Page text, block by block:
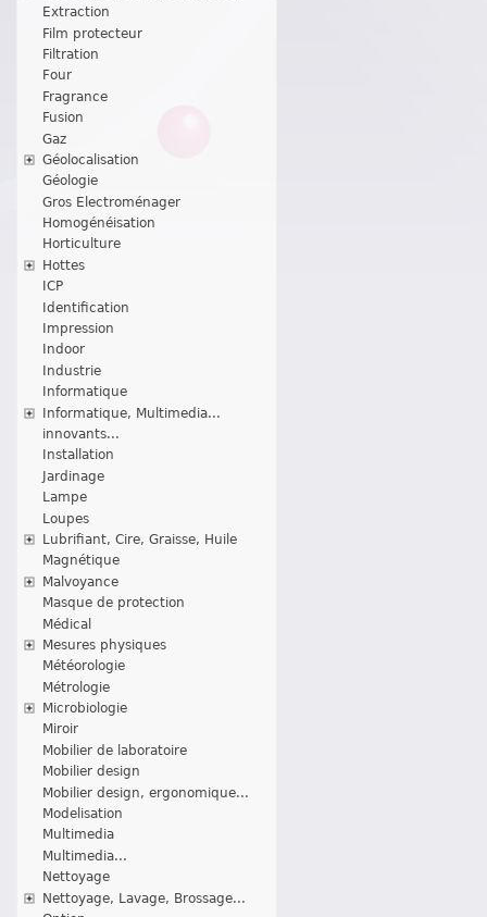
Extraction
Film protecteur
Filtration
Four
Fragrance
Fusion
Gaz
Géolocalisation
Géologie
Gros Electroménager
Homogénéisation
Horticulture
Hottes
ICP
Identification
Impression
Indoor
Industrie
Informatique
Informatique, Multimedia...
innovants...
Installation
Jardinage
Lampe
Loupes
Lubrifiant, Cire, Graisse, Huile
Magnétique
Malvoyance
Masque de protection
Médical
Mesures physiques
Météorologie
Métrologie
Microbiologie
Miroir
Mobilier de laboratoire
Mobilier design
Mobilier design, ergonomique...
Modelisation
Multimedia
Multimedia...
Nettoyage
Nettoyage, Lavage, Brossage...